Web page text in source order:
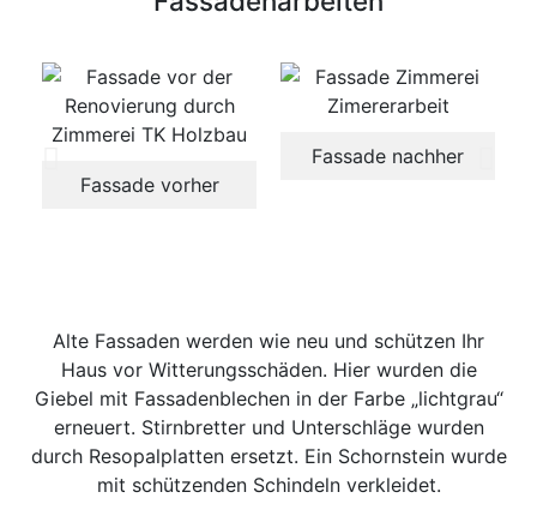
Fassade vorher
Fassade nachher
Alte Fassaden werden wie neu und schützen Ihr
Haus vor Witterungsschäden. Hier wurden die
Giebel mit Fassadenblechen in der Farbe „lichtgrau“
erneuert. Stirnbretter und Unterschläge wurden
durch Resopalplatten ersetzt. Ein Schornstein wurde
mit schützenden Schindeln verkleidet.